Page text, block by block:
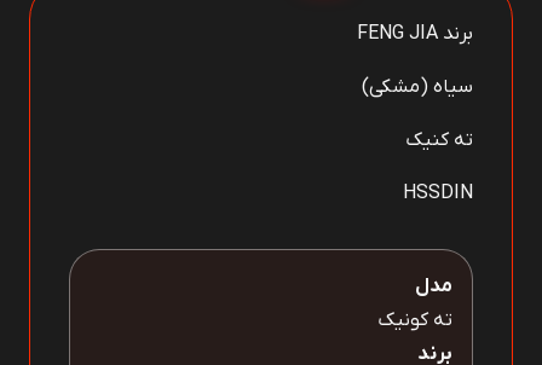
برند FENG JIA
سیاه (مشکی)
ته کنیک
HSSDIN
مدل
ته کونیک
برند